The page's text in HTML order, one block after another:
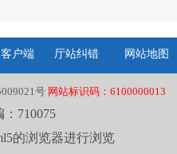
户端 厅站纠错 网站地图
号 网站标识码：6100000013
710075
的浏览器进行浏览